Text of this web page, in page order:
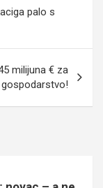
palo s
milijuna € za